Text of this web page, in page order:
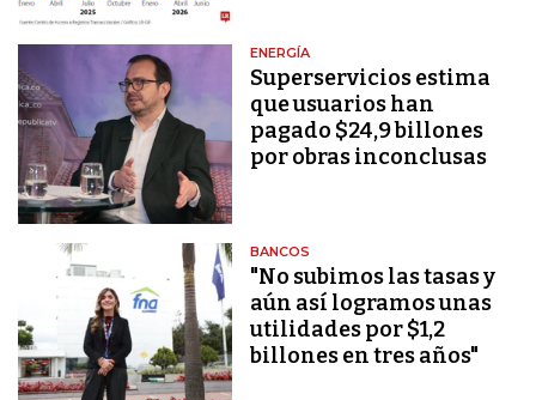
ENERGÍA
Superservicios estima
que usuarios han
pagado $24,9 billones
por obras inconclusas
BANCOS
"No subimos las tasas y
aún así logramos unas
utilidades por $1,2
billones en tres años"